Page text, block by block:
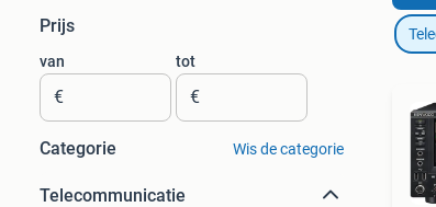
Prijs
van
€
tot
€
Categorie Wis de categorie
Telecommunicatie